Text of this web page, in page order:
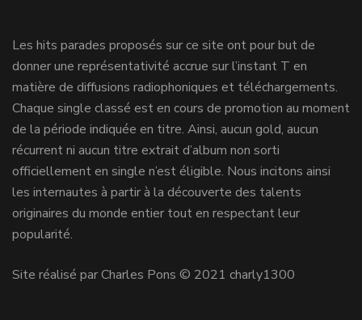
Les hits parades proposés sur ce site ont pour but de
donner une représentativité accrue sur l’instant T en
matière de diffusions radiophoniques et téléchargements.
Chaque single classé est en cours de promotion au moment
de la période indiquée en titre. Ainsi, aucun gold, aucun
récurrent ni aucun titre extrait d’album non sorti
officiellement en single n’est éligible. Nous incitons ainsi
les internautes à partir à la découverte des talents
originaires du monde entier tout en respectant leur
popularité.
Site réalisé par Charles Pons © 2021 charly1300